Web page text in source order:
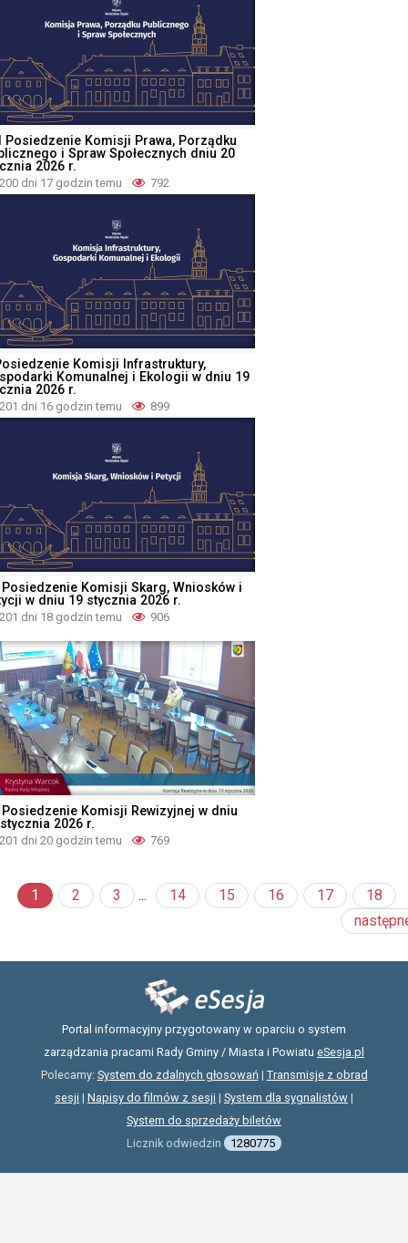
Posiedzenie Komisji Prawa, Porządku
i Spraw Społecznych dniu 20
2026 r.
200 dni 17 godzin temu 792
Komisji Infrastruktury,
Komunalnej i Ekologii w dniu 19
2026 r.
201 dni 16 godzin temu 899
Posiedzenie Komisji Skarg, Wniosków i
w dniu 19 stycznia 2026 r.
201 dni 18 godzin temu 906
Posiedzenie Komisji Rewizyjnej w dniu
2026 r.
201 dni 20 godzin temu 769
1 2 3 ... 14 15 16 17
18
Portal informacyjny przygotowany w oparciu o system
zarządzania pracami Rady Gminy / Miasta i Powiatu eSesja.pl
Polecamy: System do zdalnych głosowań| Transmisje z obrad
sesji | Napisy do filmów z sesji | System dla sygnalistów |
System do sprzedaży biletów
Licznik odwiedzin
1280775